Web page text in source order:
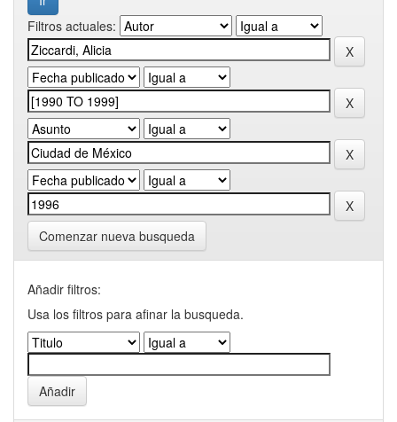
Filtros actuales:
Comenzar nueva busqueda
Añadir filtros:
Usa los filtros para afinar la busqueda.